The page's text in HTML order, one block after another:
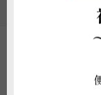
プリザーブドフ
プリザーブド
| お祝いに人